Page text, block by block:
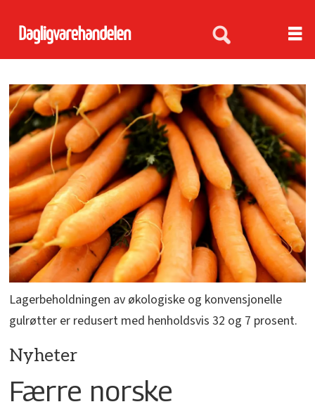
Lagerbeholdningen av økologiske og konvensjonelle
gulrøtter er redusert med henholdsvis 32 og 7 prosent.
Nyheter
Færre norske